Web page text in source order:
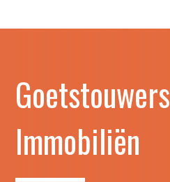
Goetstouwers
Immobiliën